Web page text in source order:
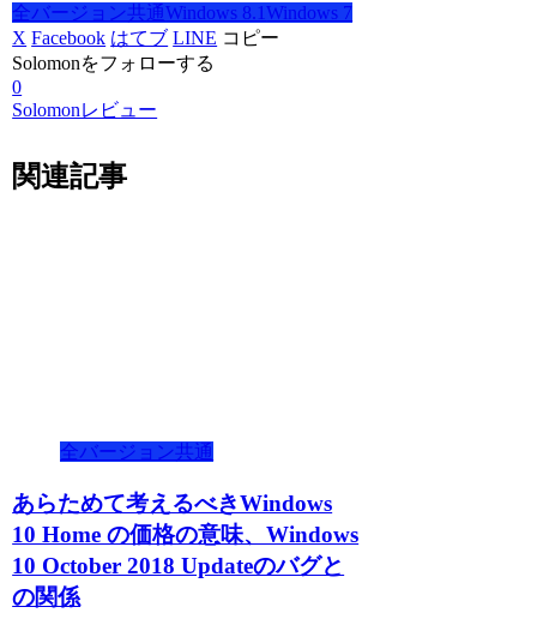
全バージョン共通Windows 8.1Windows 7
X Facebook はてブ LINE コピー
Solomonをフォローする
0
Solomonレビュー
関連記事
全バージョン共通
あらためて考えるべきWindows
10 Home の価格の意味、Windows
10 October 2018 Updateのバグと
の関係